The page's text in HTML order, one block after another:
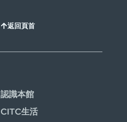
返回頁首
認識本館
CITC生活